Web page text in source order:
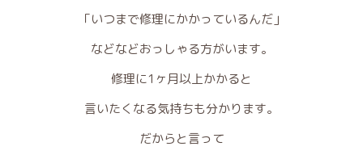
「いつまで修理にかかっているんだ」
などなどおっしゃる方がいます。
修理に1ヶ月以上かかると
言いたくなる気持ちも分かります。
だからと言って